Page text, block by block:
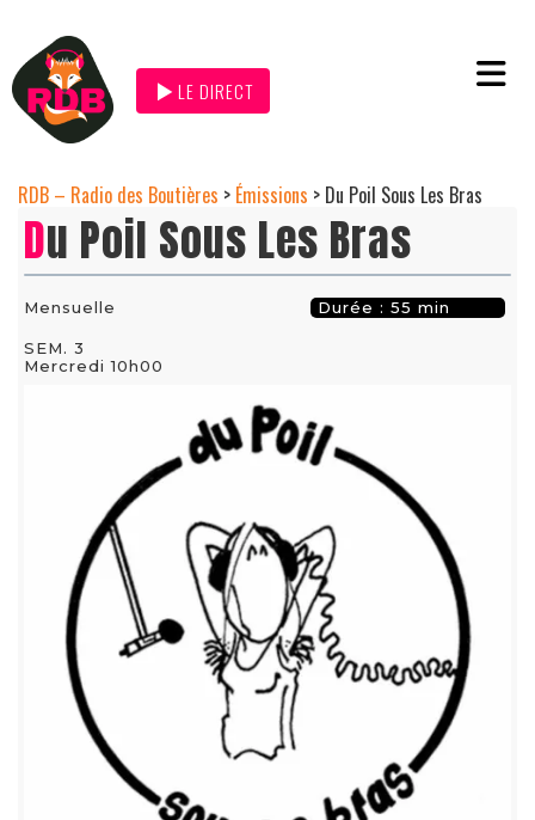
LE DIRECT
RDB – Radio des Boutières > Émissions > Du Poil Sous Les Bras
Du Poil Sous Les Bras
Mensuelle Durée : 55 min
SEM. 3
Mercredi 10h00